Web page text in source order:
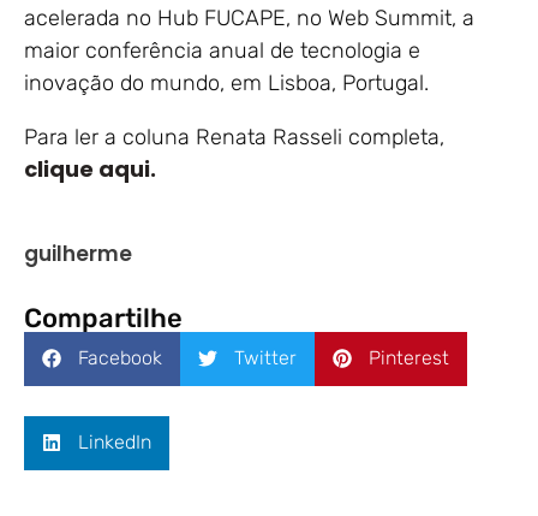
acelerada no Hub FUCAPE, no Web Summit, a
maior conferência anual de tecnologia e
inovação do mundo, em Lisboa, Portugal.
Para ler a coluna Renata Rasseli completa,
clique aqui.
guilherme
Compartilhe
Facebook Twitter Pinterest
LinkedIn